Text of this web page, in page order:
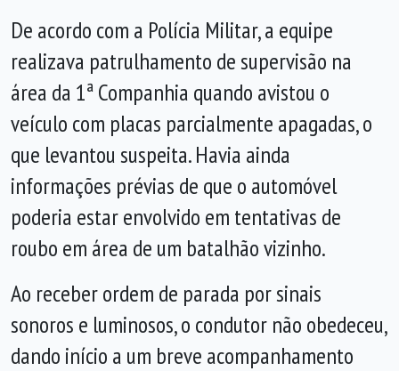
De acordo com a Polícia Militar, a equipe
realizava patrulhamento de supervisão na
área da 1ª Companhia quando avistou o
veículo com placas parcialmente apagadas, o
que levantou suspeita. Havia ainda
informações prévias de que o automóvel
poderia estar envolvido em tentativas de
roubo em área de um batalhão vizinho.
Ao receber ordem de parada por sinais
sonoros e luminosos, o condutor não obedeceu,
dando início a um breve acompanhamento